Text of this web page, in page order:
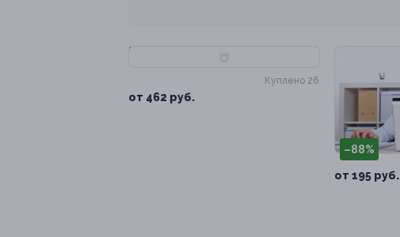
от 462 руб.
Куплено 26
–88%
от 195 руб.